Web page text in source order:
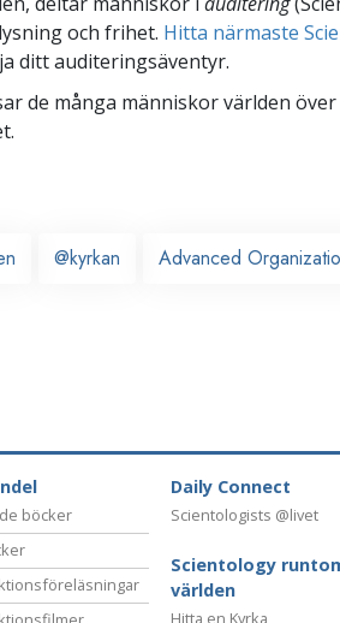
och frihet. Hitta närmaste
ditt auditeringsäventyr.
de många människor världen
@kyrkan Advanced
böcker
Daily Connect
Scientologists @livet
Scientology
världen
Hitta en Kyrka